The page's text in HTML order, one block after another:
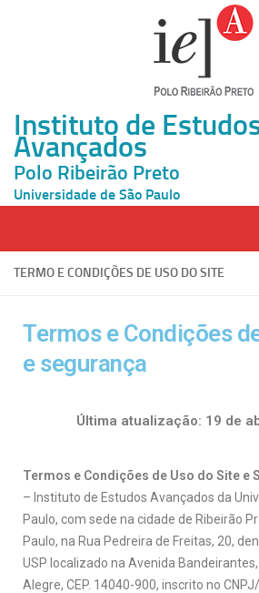
Instituto de
Avançados
Polo Ribeirão Preto
Universidade de São Paulo
Página Inicial
Inscrição
Atividades
Grupos de Estudo
Carreira Docente de Impacto
Ciência, Arte, Educação e
Grupo de Estudos Avançados em
em Saúde com foco em
TERMO E CONDIÇÕES DE USO DO SITE
Termos e Condições
e segurança
Última atualização: 19 de
Termos e Condições de Uso do Site e
– Instituto de Estudos Avançados da
Paulo, com sede na cidade de Ribeirão
Paulo, na Rua Pedreira de Freitas, 20,
USP localizado na Avenida
Alegre, CEP. 14040-900, inscrito no